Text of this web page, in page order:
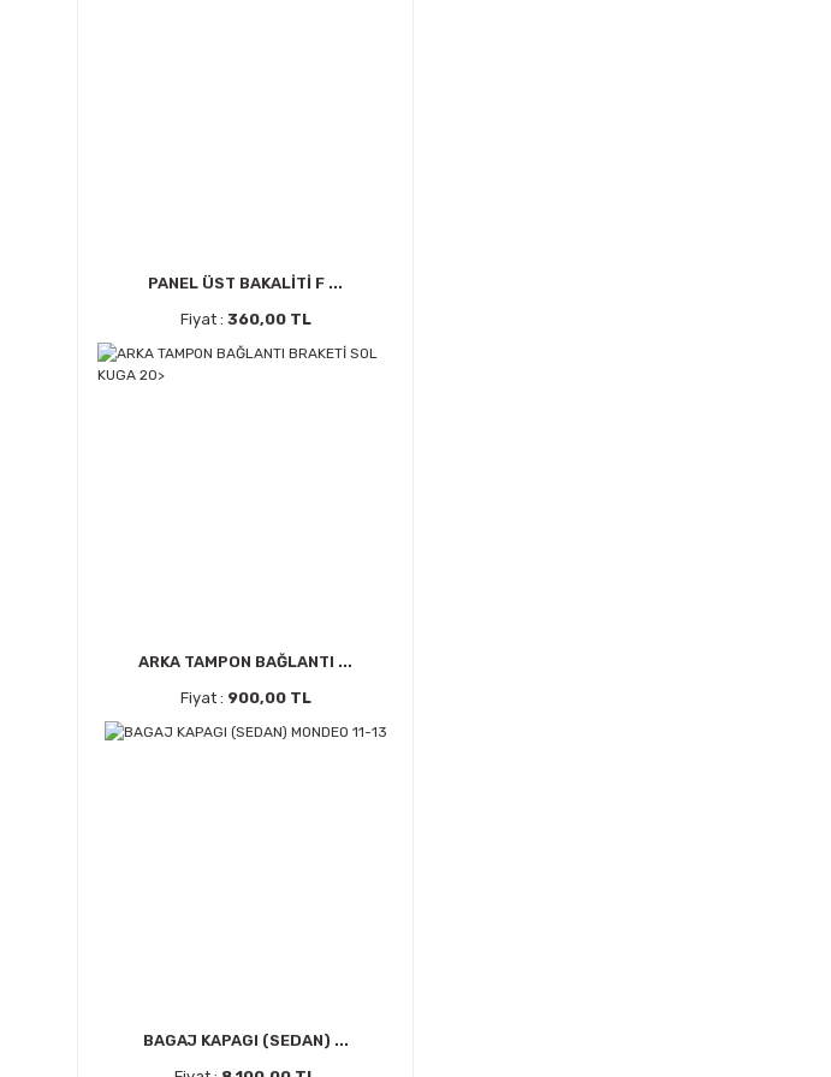
PANEL ÜST BAKALİTİ F ...
Fiyat : 360,00 TL
ARKA TAMPON BAĞLANTI ...
Fiyat : 900,00 TL
BAGAJ KAPAGI (SEDAN) ...